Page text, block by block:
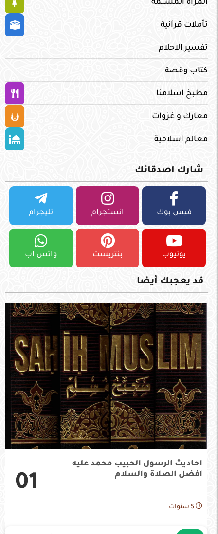
المراة المسلمة
تأملات قرآنية
تفسير الاحلام
كتاب وقصة
مطبخ اسلامنا
معارك و غزوات
معالم اسلامية
شارك اصدقائك
فيس بوك انستجرام تليجرام
يوتيوب بنتريست واتس اب
قد يعجبك أيضا
احاديث الرسول الحبيب محمد عليه
افضل الصلاة والسلام
01